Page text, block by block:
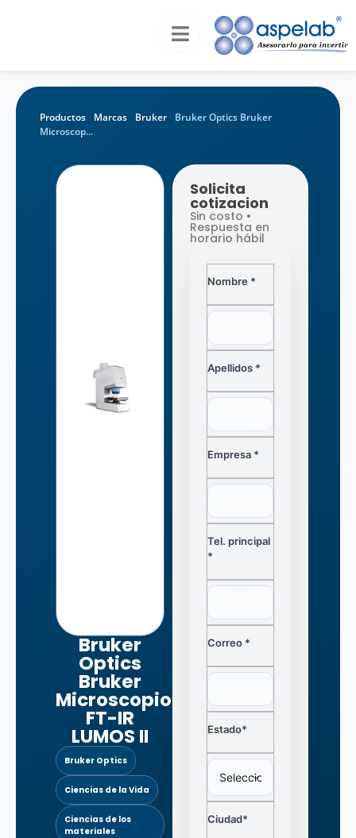
Productos Marcas Bruker
Bruker Optics Bruker
Microscop...
Bruker
Optics
Bruker
Microscopio
FT-IR
LUMOS II
Bruker Optics
Ciencias de la Vida
Ciencias de los
materiales
Solicita
cotizacion
Sin costo •
Respuesta en
horario hábil
Nombre *
Apellidos *
Empresa *
Tel. principal
*
Correo *
Estado*
Ciudad*